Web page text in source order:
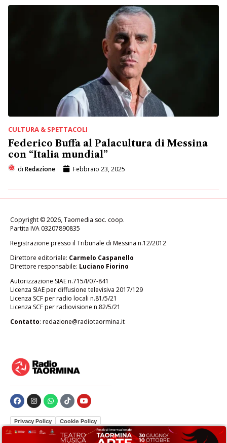
CULTURA & SPETTACOLI
Federico Buffa al Palacultura di Messina
con “Italia mundial”
di Redazione Febbraio 23, 2025
Privacy Policy Cookie Policy
Le tue preferenze relative alla privacy
Copyright © 2026, Taomedia soc. coop.
Partita IVA 03207890835
Registrazione presso il Tribunale di Messina n.12/2012
Direttore editoriale: Carmelo Caspanello
Direttore responsabile: Luciano Fiorino
Autorizzazione SIAE n.715/I/07-841
Licenza SIAE per diffusione televisiva 2017/129
Licenza SCF per radio locali n.81/5/21
Licenza SCF per radiovisione n.82/5/21
Contatto: redazione@radiotaormina.it